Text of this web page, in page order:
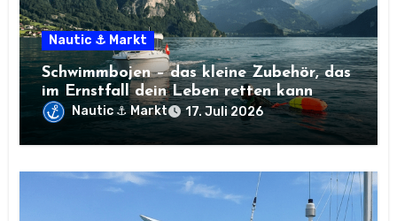
Nautic ⚓ Markt
Schwimmbojen – das kleine Zubehör, das
im Ernstfall dein Leben retten kann
Nautic ⚓ Markt 17. Juli 2026